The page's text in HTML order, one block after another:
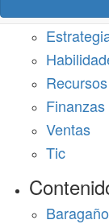
Finanzas
Ventas
Tic